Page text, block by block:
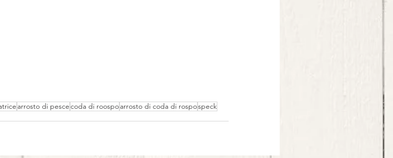
arrosto di pescecoda di roospoarrosto di coda di rospospeck